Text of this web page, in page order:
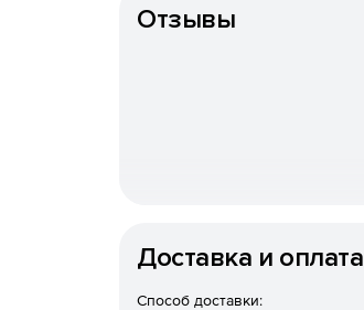
Отзывы
Доставка и оплата
Способ доставки: